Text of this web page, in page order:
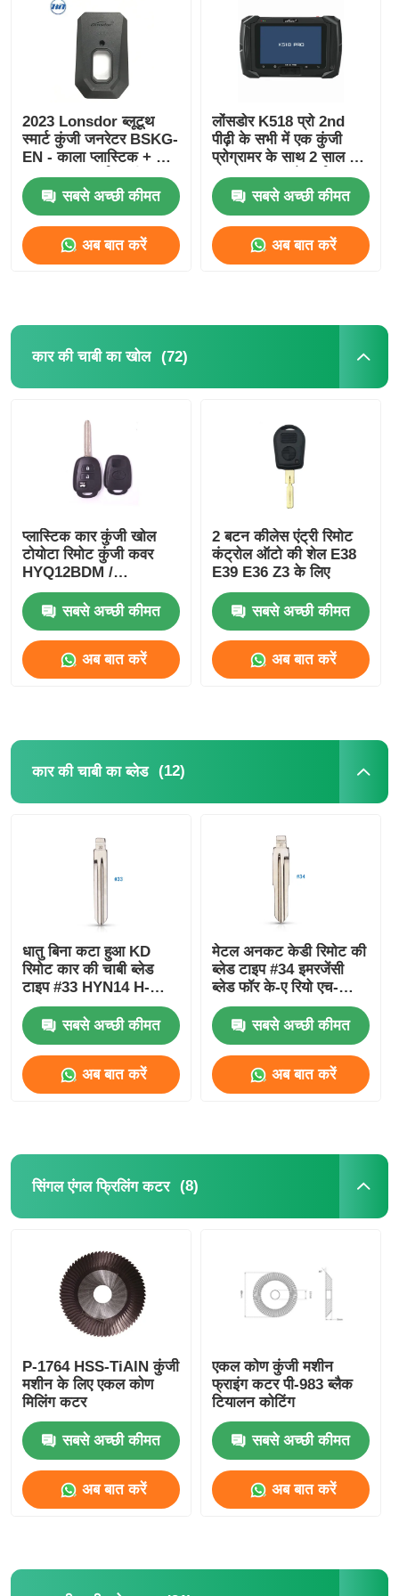
हमारे बारे में
गुणवत्ता नियंत्रण
हमसे संपर्क करें
ऑटो कुंजी
कार की चाबी का खोल
कार की चाबी का ब्लेड
सिंगल एंगल फ्रिलिंग कटर
कार की चाबी प्रोग्रामर
ट्रांसपोंडर चिप
2023 Lonsdor ब्लूटूथ
स्मार्ट कुंजी जनरेटर BSKG-
EN - काला प्लास्टिक + धातु
मूल आकार स्मार्ट कुंजी
पीसीबी सबसे अच्छी कीमत
अब बात करें
लोंसडोर K518 प्रो 2nd
पीढ़ी के सभी में एक कुंजी
प्रोग्रामर के साथ 2 साल निः
शुल्क अद्यतन और पूर्ण
संस्करण सामानसबसे अच्छी कीमत
अब बात करें
कार की चाबी का खोल (72)
प्लास्टिक कार कुंजी खोल
टोयोटा रिमोट कुंजी कवर
HYQ12BDM /
HYQ12BDP / GQ4-52T
सबसे अच्छी कीमत
अब बात करें
2 बटन कीलेस एंट्री रिमोट
कंट्रोल ऑटो की शेल E38
E39 E36 Z3 के लिए
सबसे अच्छी कीमत
अब बात करें
कार की चाबी का ब्लेड (12)
धातु बिना कटा हुआ KD
रिमोट कार की चाबी ब्लेड
टाइप #33 HYN14 H-
Yundai Accent K-Ia
33# के लिएसबसे अच्छी कीमत
अब बात करें
मेटल अनकट केडी रिमोट की
ब्लेड टाइप #34 इमरजेंसी
ब्लेड फॉर के-ए रियो एच-
यूनडाई एक्सेंट HYN10
सबसे अच्छी कीमत
अब बात करें
सिंगल एंगल फ्रिलिंग कटर (8)
P-1764 HSS-TiAlN कुंजी
मशीन के लिए एकल कोण
मिलिंग कटर
सबसे अच्छी कीमत
अब बात करें
एकल कोण कुंजी मशीन
फ्राइंग कटर पी-983 ब्लैक
टियालन कोटिंग
सबसे अच्छी कीमत
अब बात करें